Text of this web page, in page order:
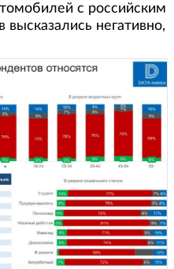
с российским
негативно,